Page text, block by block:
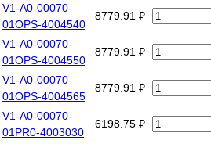
V1-A0-00070-
01OPS-4004540
8779.91 ₽
V1-A0-00070-
01OPS-4004550
8779.91 ₽
V1-A0-00070-
01OPS-4004565
8779.91 ₽
V1-A0-00070-
01PR0-4003030
6198.75 ₽